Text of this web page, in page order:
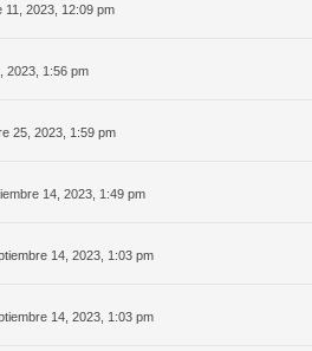
11, 2023, 12:09 pm
2023, 1:56 pm
25, 2023, 1:59 pm
14, 2023, 1:49 pm
14, 2023, 1:03 pm
14, 2023, 1:03 pm